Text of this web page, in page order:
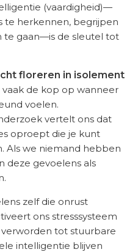
(vaardigheid)—
te herkennen, begrijpen
te gaan—is de sleutel tot
floreren in isolement
de kop op wanneer
voelen.
vertelt ons dat
oproept die je kunt
Als we niemand hebben
deze gevoelens als
zelf die onrust
ons stresssysteem
tot stuurbare
intelligentie blijven